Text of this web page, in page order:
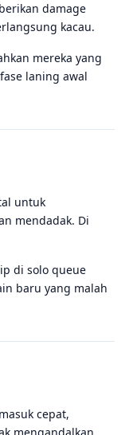
damage
kacau.
mereka yang
laning awal
untuk
mendadak. Di
di solo queue
baru yang malah
cepat,